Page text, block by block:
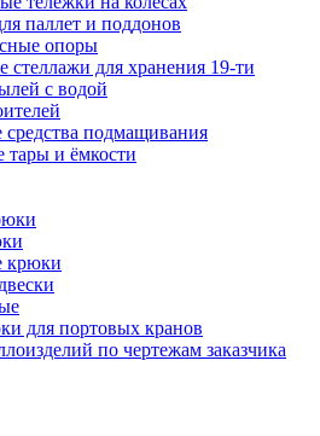
паллет и поддонов
опоры
стеллажи для хранения 19-ти
с водой
подмащивания
тары и ёмкости
крюки
для портовых кранов
по чертежам заказчика